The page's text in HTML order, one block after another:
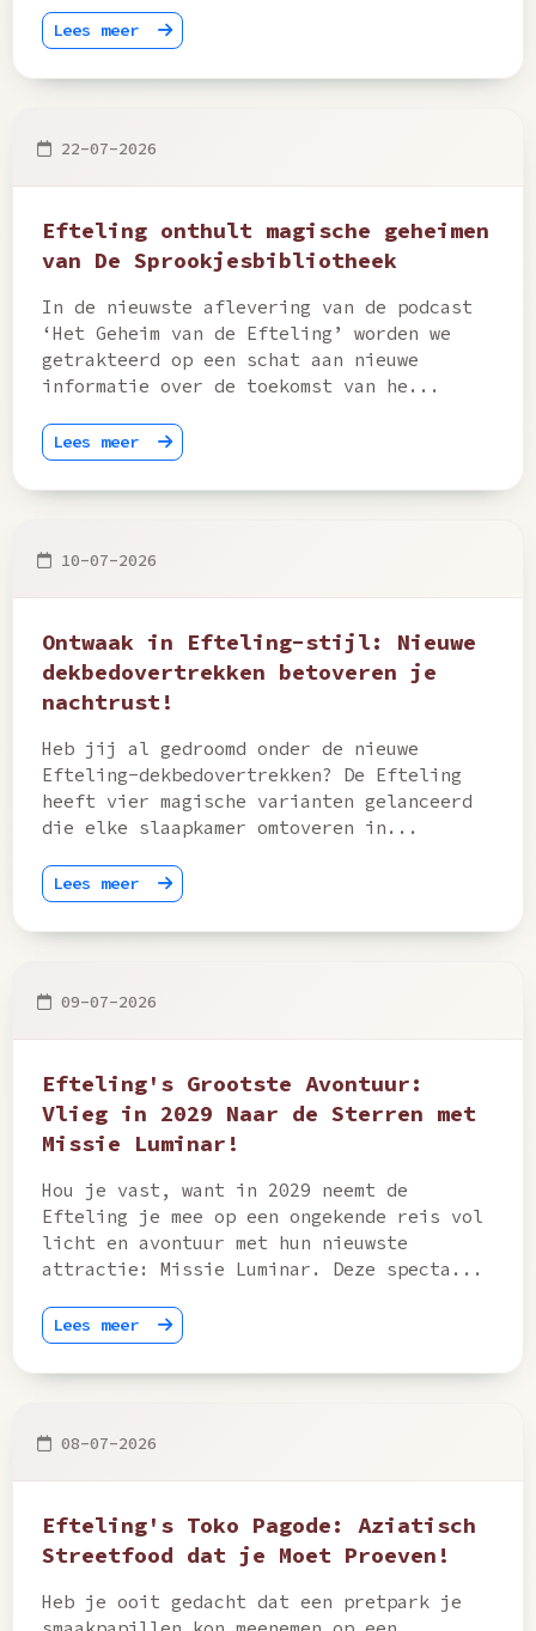
Lees meer
22-07-2026
Efteling onthult magische geheimen
van De Sprookjesbibliotheek
In de nieuwste aflevering van de podcast
‘Het Geheim van de Efteling’ worden we
getrakteerd op een schat aan nieuwe
informatie over de toekomst van he...
Lees meer
10-07-2026
Ontwaak in Efteling-stijl: Nieuwe
dekbedovertrekken betoveren je
nachtrust!
Heb jij al gedroomd onder de nieuwe
Efteling-dekbedovertrekken? De Efteling
heeft vier magische varianten gelanceerd
die elke slaapkamer omtoveren in...
Lees meer
09-07-2026
Efteling's Grootste Avontuur:
Vlieg in 2029 Naar de Sterren met
Missie Luminar!
Hou je vast, want in 2029 neemt de
Efteling je mee op een ongekende reis vol
licht en avontuur met hun nieuwste
attractie: Missie Luminar. Deze specta...
Lees meer
08-07-2026
Efteling's Toko Pagode: Aziatisch
Streetfood dat je Moet Proeven!
Heb je ooit gedacht dat een pretpark je